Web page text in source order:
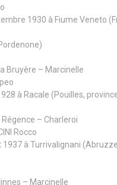
1930 à Fiume Veneto
Bruyère – Marcinelle
à Racale (Pouilles,
Régence – Charleroi
Rocco
1937 à Turrivalignani
– Marcinelle